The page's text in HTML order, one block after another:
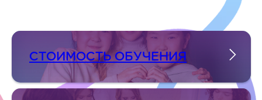
СТОИМОСТЬ ОБУЧЕНИЯ